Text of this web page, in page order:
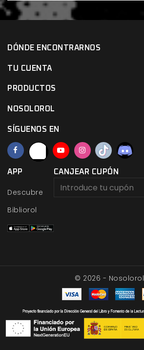
DÓNDE ENCONTRARNOS
TU CUENTA
PRODUCTOS
NOSOLOROL
SÍGUENOS EN
APP
Descubre
Bibliorol
CANJEAR CUPÓN
© 2026 - Nosolorol